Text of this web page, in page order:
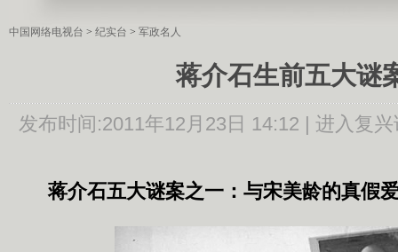
中国网络电视台 > 纪实台 > 军政名人
蒋介石生前五大谜
发布时间:2011年12月23日 14:12 | 进入复兴
蒋介石五大谜案之一：与宋美龄的真假